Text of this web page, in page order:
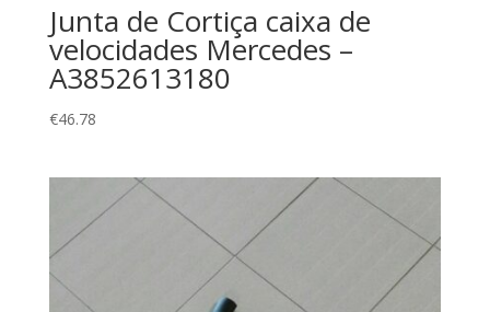
Junta de Cortiça caixa de
velocidades Mercedes –
A3852613180
€46.78